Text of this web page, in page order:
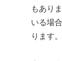
もあり
いる場
ります。